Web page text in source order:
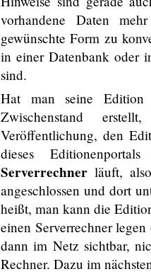
vorhandene Daten
gewünschte Form zu
in einer Datenbank oder
sind.
Hat man seine Edition
Zwischenstand
Veröffentlichung, den
dieses
Serverrechner läuft,
angeschlossen und dort
heißt, man kann die
einen Serverrechner
dann im Netz sichtbar,
Rechner. Dazu im